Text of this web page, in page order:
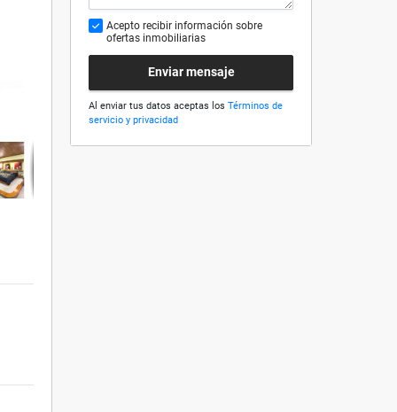
Acepto recibir información sobre
ofertas inmobiliarias
Enviar mensaje
Al enviar tus datos aceptas los Términos de
servicio y privacidad